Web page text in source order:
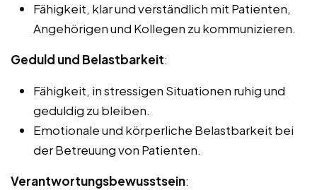
Fähigkeit, klar und verständlich mit Patienten,
Angehörigen und Kollegen zu kommunizieren.
Geduld und Belastbarkeit:
Fähigkeit, in stressigen Situationen ruhig und
geduldig zu bleiben.
Emotionale und körperliche Belastbarkeit bei
der Betreuung von Patienten.
Verantwortungsbewusstsein: